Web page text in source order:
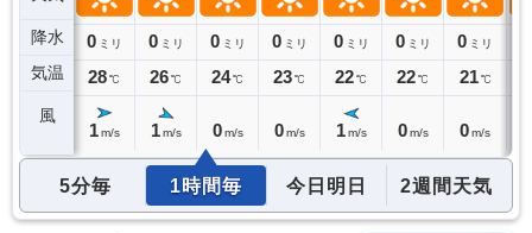
降水
気温
風
0ミリ
29℃
0 ミリ
28℃
1 m/s
0 ミリ
26℃
1 m/s
0 ミリ
24℃
0 m/s
0 ミリ
23℃
0 m/s
0 ミリ
22℃
1 m/s
0 ミリ
22℃
0 m/s
0 ミリ
21 ℃
0m/s
5分毎 1時間毎 今日明日 2週間天気